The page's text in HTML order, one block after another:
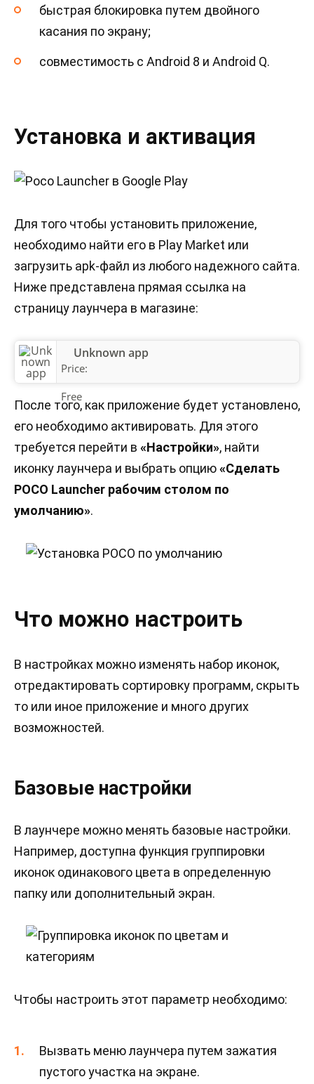
быстрая блокировка путем двойного
касания по экрану;
совместимость с Android 8 и Android Q.
Установка и активация
Для того чтобы установить приложение,
необходимо найти его в Play Market или
загрузить apk-файл из любого надежного сайта.
Ниже представлена прямая ссылка на
страницу лаунчера в магазине:
Unknown app
Price:
Free
После того, как приложение будет установлено,
его необходимо активировать. Для этого
требуется перейти в «Настройки», найти
иконку лаунчера и выбрать опцию«Сделать
POCO Launcher рабочим столом по
умолчанию».
Что можно настроить
В настройках можно изменять набор иконок,
отредактировать сортировку программ, скрыть
то или иное приложение и много других
возможностей.
Базовые настройки
В лаунчере можно менять базовые настройки.
Например, доступна функция группировки
иконок одинакового цвета в определенную
папку или дополнительный экран.
Чтобы настроить этот параметр необходимо:
Вызвать меню лаунчера путем зажатия
пустого участка на экране.